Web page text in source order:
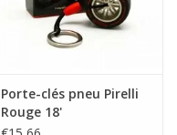
Porte-clés pneu Pirelli
Rouge 18'